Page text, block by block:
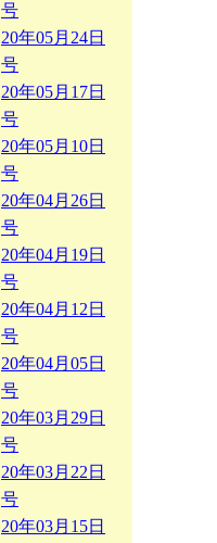
号
20年05月24日
号
20年05月17日
号
20年05月10日
号
20年04月26日
号
20年04月19日
号
20年04月12日
号
20年04月05日
号
20年03月29日
号
20年03月22日
号
20年03月15日